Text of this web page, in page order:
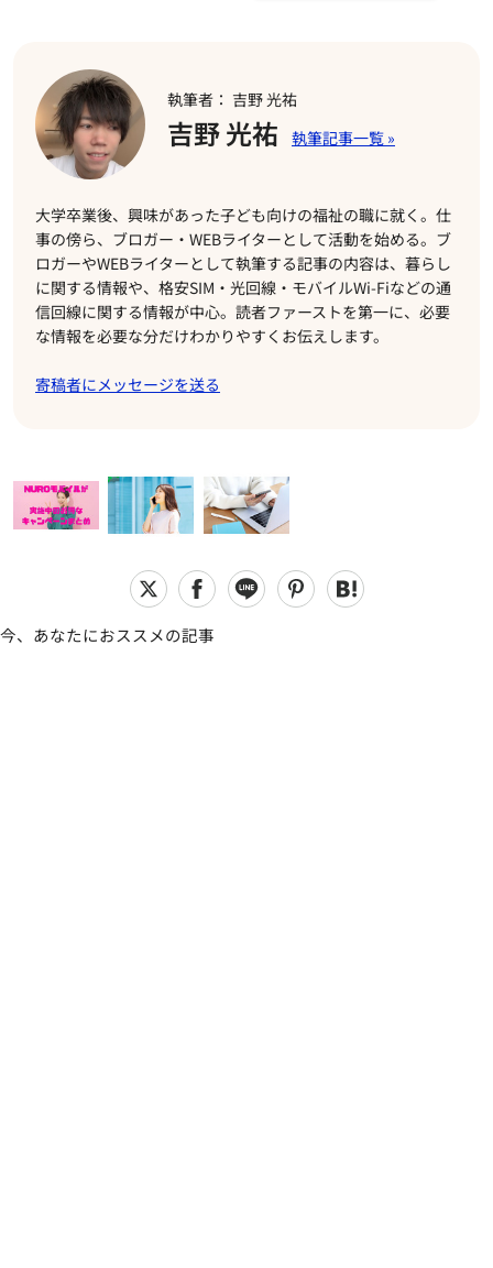
執筆者： 吉野 光祐
吉野 光祐
大学卒業後、興味があった子ども向けの福祉の職に就く。仕
事の傍ら、ブロガー・WEBライターとして活動を始める。ブ
ロガーやWEBライターとして執筆する記事の内容は、暮らし
に関する情報や、格安SIM・光回線・モバイルWi-Fiなどの通
信回線に関する情報が中心。読者ファーストを第一に、必要
な情報を必要な分だけわかりやすくお伝えします。
寄稿者にメッセージを送る
今、あなたにおススメの記事